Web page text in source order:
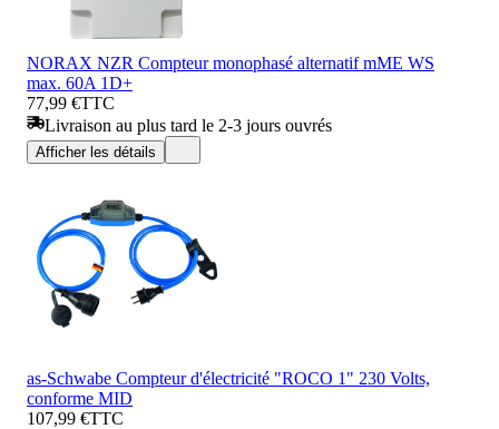
NORAX NZR Compteur monophasé alternatif mME WS
max. 60A 1D+
77,99 €TTC
Livraison au plus tard le 2-3 jours ouvrés
Afficher les détails
as-Schwabe Compteur d'électricité "ROCO 1" 230 Volts,
conforme MID
107,99 €TTC